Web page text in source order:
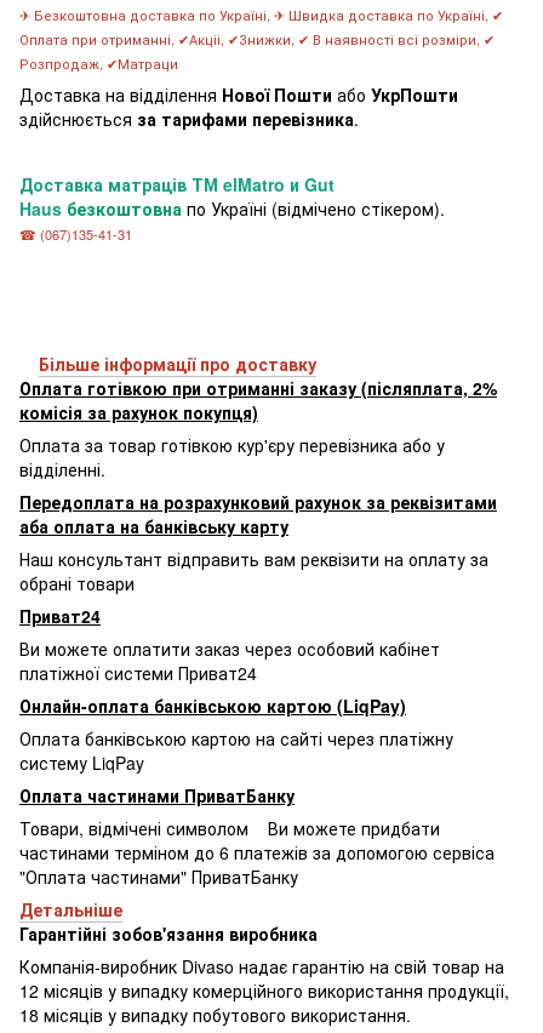
✈ Безкоштовна доставка по Україні, ✈ Швидка доставка по Україні, ✔
Оплата при отриманні, ✔Акціі, ✔Знижки, ✔ В наявності всі розміри, ✔
Розпродаж, ✔Матраци
Доставка на відділення Нової Пошти або УкрПошти
здійснюється за тарифами перевізника.
Доставка матраців ТМ elMatro и Gut
Haus безкоштовна по Україні (відмічено стікером).
☎ (067)135-41-31
Більше інформації про доставку
Оплата готівкою при отриманні заказу (післяплата, 2%
комісія за рахунок покупця)
Оплата за товар готівкою кур'єру перевізника або у
відділенні.
Передоплата на розрахунковий рахунок за реквізитами
аба оплата на банківську карту
Наш консультант відправить вам реквізити на оплату за
обрані товари
Приват24
Ви можете оплатити заказ через особовий кабінет
платіжної системи Приват24
Онлайн-оплата банківською картою (LiqPay)
Оплата банківською картою на сайті через платіжну
систему LiqPay
Оплата частинами ПриватБанку
Товари, відмічені символом
Ви можете придбати
частинами терміном до 6 платежів за допомогою сервіса
"Оплата частинами" ПриватБанку
Детальніше
Гарантійні зобов'язання виробника
Компанія-виробник Divaso надає гарантію на свій товар на
12 місяців у випадку комерційного використання продукції,
18 місяців у випадку побутового використання.